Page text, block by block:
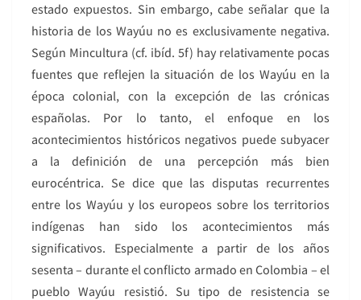
estado expuestos. Sin embargo, cabe señalar que la
historia de los Wayúu no es exclusivamente negativa.
Según Mincultura (cf. ibíd. 5f) hay relativamente pocas
fuentes que reflejen la situación de los Wayúu en la
época colonial, con la excepción de las crónicas
españolas. Por lo tanto, el enfoque en los
acontecimientos históricos negativos puede subyacer
a la definición de una percepción más bien
eurocéntrica. Se dice que las disputas recurrentes
entre los Wayúu y los europeos sobre los territorios
indígenas han sido los acontecimientos más
significativos. Especialmente a partir de los años
sesenta – durante el conflicto armado en Colombia – el
pueblo Wayúu resistió. Su tipo de resistencia se